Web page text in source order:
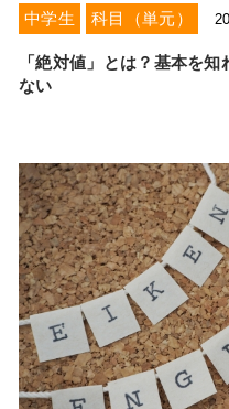
中学生 科目（単元）
「絶対値」とは？基本を
ない